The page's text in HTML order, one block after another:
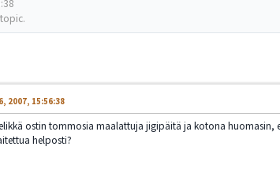
2007, 15:56:38
ostin tommosia maalattuja jigipäitä ja kotona huomasin,
helposti?